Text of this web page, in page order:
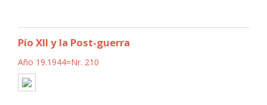
Pío XII y la Post-guerra
Año 19.1944=Nr. 210